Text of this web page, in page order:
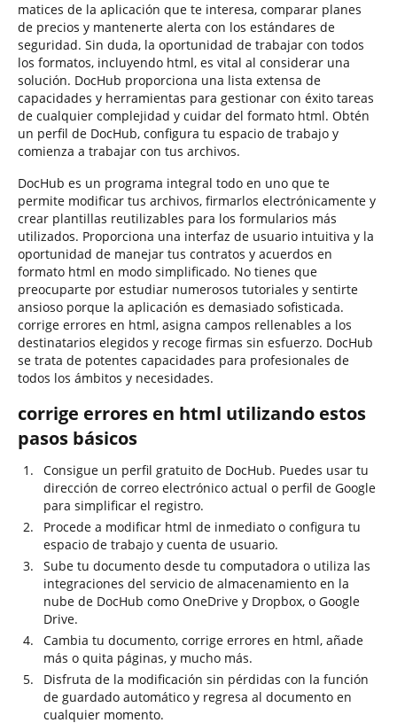
matices de la aplicación que te interesa, comparar planes
de precios y mantenerte alerta con los estándares de
seguridad. Sin duda, la oportunidad de trabajar con todos
los formatos, incluyendo html, es vital al considerar una
solución. DocHub proporciona una lista extensa de
capacidades y herramientas para gestionar con éxito tareas
de cualquier complejidad y cuidar del formato html. Obtén
un perfil de DocHub, configura tu espacio de trabajo y
comienza a trabajar con tus archivos.
DocHub es un programa integral todo en uno que te
permite modificar tus archivos, firmarlos electrónicamente y
crear plantillas reutilizables para los formularios más
utilizados. Proporciona una interfaz de usuario intuitiva y la
oportunidad de manejar tus contratos y acuerdos en
formato html en modo simplificado. No tienes que
preocuparte por estudiar numerosos tutoriales y sentirte
ansioso porque la aplicación es demasiado sofisticada.
corrige errores en html, asigna campos rellenables a los
destinatarios elegidos y recoge firmas sin esfuerzo. DocHub
se trata de potentes capacidades para profesionales de
todos los ámbitos y necesidades.
corrige errores en html utilizando estos
pasos básicos
Consigue un perfil gratuito de DocHub. Puedes usar tu
dirección de correo electrónico actual o perfil de Google
para simplificar el registro.
Procede a modificar html de inmediato o configura tu
espacio de trabajo y cuenta de usuario.
Sube tu documento desde tu computadora o utiliza las
integraciones del servicio de almacenamiento en la
nube de DocHub como OneDrive y Dropbox, o Google
Drive.
Cambia tu documento, corrige errores en html, añade
más o quita páginas, y mucho más.
Disfruta de la modificación sin pérdidas con la función
de guardado automático y regresa al documento en
cualquier momento.